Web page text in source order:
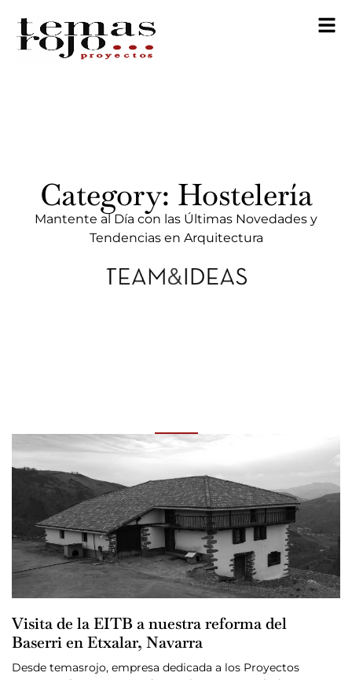
Category: Hostelería
Mantente al Día con las Últimas Novedades y
Tendencias en Arquitectura
Visita de la EITB a nuestra reforma del
Baserri en Etxalar, Navarra
Desde temasrojo, empresa dedicada a los Proyectos